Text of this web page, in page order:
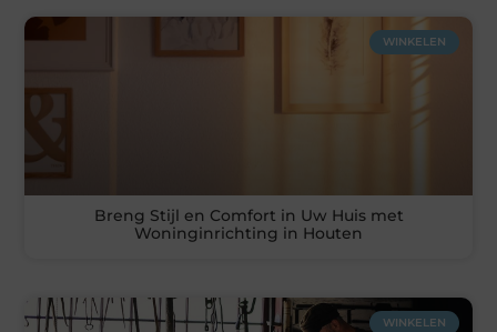
WINKELEN
Breng Stijl en Comfort in Uw Huis met
Woninginrichting in Houten
WINKELEN